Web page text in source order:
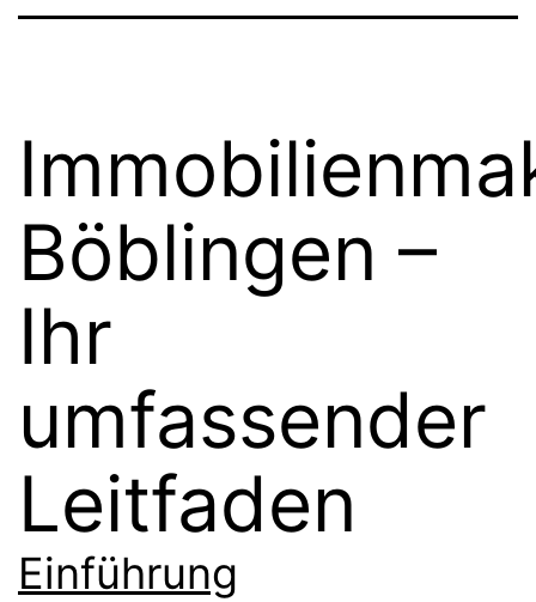
Böblingen –
Ihr
umfassender
Leitfaden
Einführung